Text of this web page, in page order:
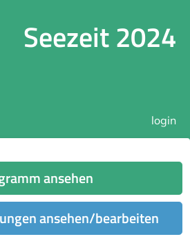
Seezeit 2024
login
ansehen/bearbeiten
ansehen